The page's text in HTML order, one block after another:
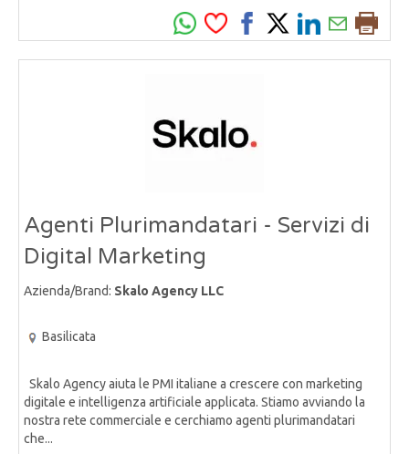
Agenti Plurimandatari - Servizi di
Digital Marketing
Azienda/Brand: Skalo Agency LLC
Basilicata
Skalo Agency aiuta le PMI italiane a crescere con marketing
digitale e intelligenza artificiale applicata. Stiamo avviando la
nostra rete commerciale e cerchiamo agenti plurimandatari
che...